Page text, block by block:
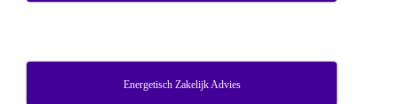
Energetisch Zakelijk Advies